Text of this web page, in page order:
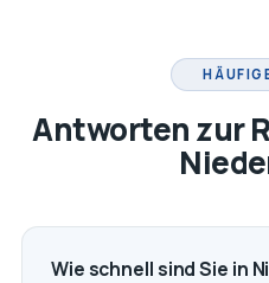
Antworten zur
Wie schnell sind Sie in